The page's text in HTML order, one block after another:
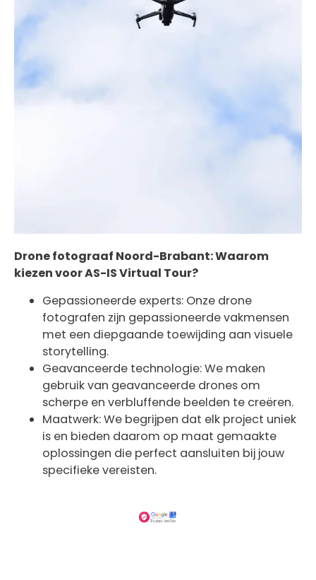
Drone fotograaf Noord-Brabant: Waarom
kiezen voor AS-IS Virtual Tour?
Gepassioneerde experts: Onze drone
fotografen zijn gepassioneerde vakmensen
met een diepgaande toewijding aan visuele
storytelling.
Geavanceerde technologie: We maken
gebruik van geavanceerde drones om
scherpe en verbluffende beelden te creëren.
Maatwerk: We begrijpen dat elk project uniek
is en bieden daarom op maat gemaakte
oplossingen die perfect aansluiten bij jouw
specifieke vereisten.